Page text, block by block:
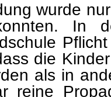
wurde
In
die
als in
reine